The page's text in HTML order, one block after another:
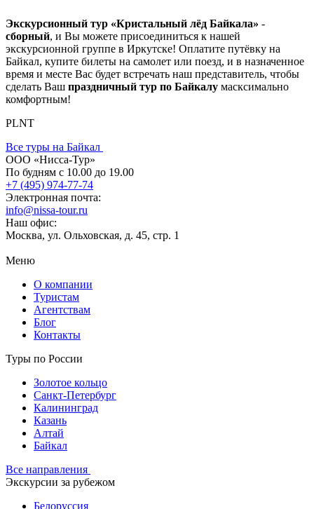
Экскурсионный тур «Кристальный лёд Байкала» -
сборный, и Вы можете присоединиться к нашей
экскурсионной группе в Иркутске! Оплатите путёвку на
Байкал, купите билеты на самолет или поезд, и в назначенное
время и месте Вас будет встречать наш представитель, чтобы
сделать Ваш праздничный тур по Байкалу масксимально
комфортным!
PLNT
Все туры на Байкал
ООО «Нисса-Тур»
По будням с 10.00 до 19.00
+7 (495) 974-77-74
Электронная почта:
info@nissa-tour.ru
Наш офис:
Москва, ул. Ольховская, д. 45, стр. 1
Меню
О компании
Туристам
Агентствам
Блог
Контакты
Туры по России
Золотое кольцо
Санкт-Петербург
Калининград
Казань
Алтай
Байкал
Все направления
Экскурсии за рубежом
Белоруссия